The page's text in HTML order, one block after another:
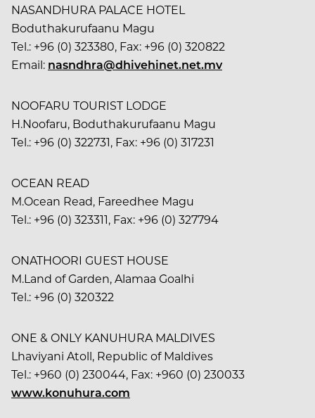
NASANDHURA PALACE HOTEL
Boduthakurufaanu Magu
Tel.: +96 (0) 323380, Fax: +96 (0) 320822
Email: nasndhra@dhivehinet.net.mv
NOOFARU TOURIST LODGE
H.Noofaru, Boduthakurufaanu Magu
Tel.: +96 (0) 322731, Fax: +96 (0) 317231
OCEAN READ
M.Ocean Read, Fareedhee Magu
Tel.: +96 (0) 323311, Fax: +96 (0) 327794
ONATHOORI GUEST HOUSE
M.Land of Garden, Alamaa Goalhi
Tel.: +96 (0) 320322
ONE & ONLY KANUHURA MALDIVES
Lhaviyani Atoll, Republic of Maldives
Tel.: +960 (0) 230044, Fax: +960 (0) 230033
www.konuhura.com